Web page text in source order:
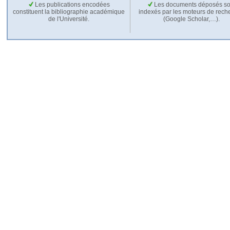
Les publications encodées
constituent la bibliographie académique
de l'Université.
Les documents déposés
indexés par les moteurs de
(Google Scholar,…).